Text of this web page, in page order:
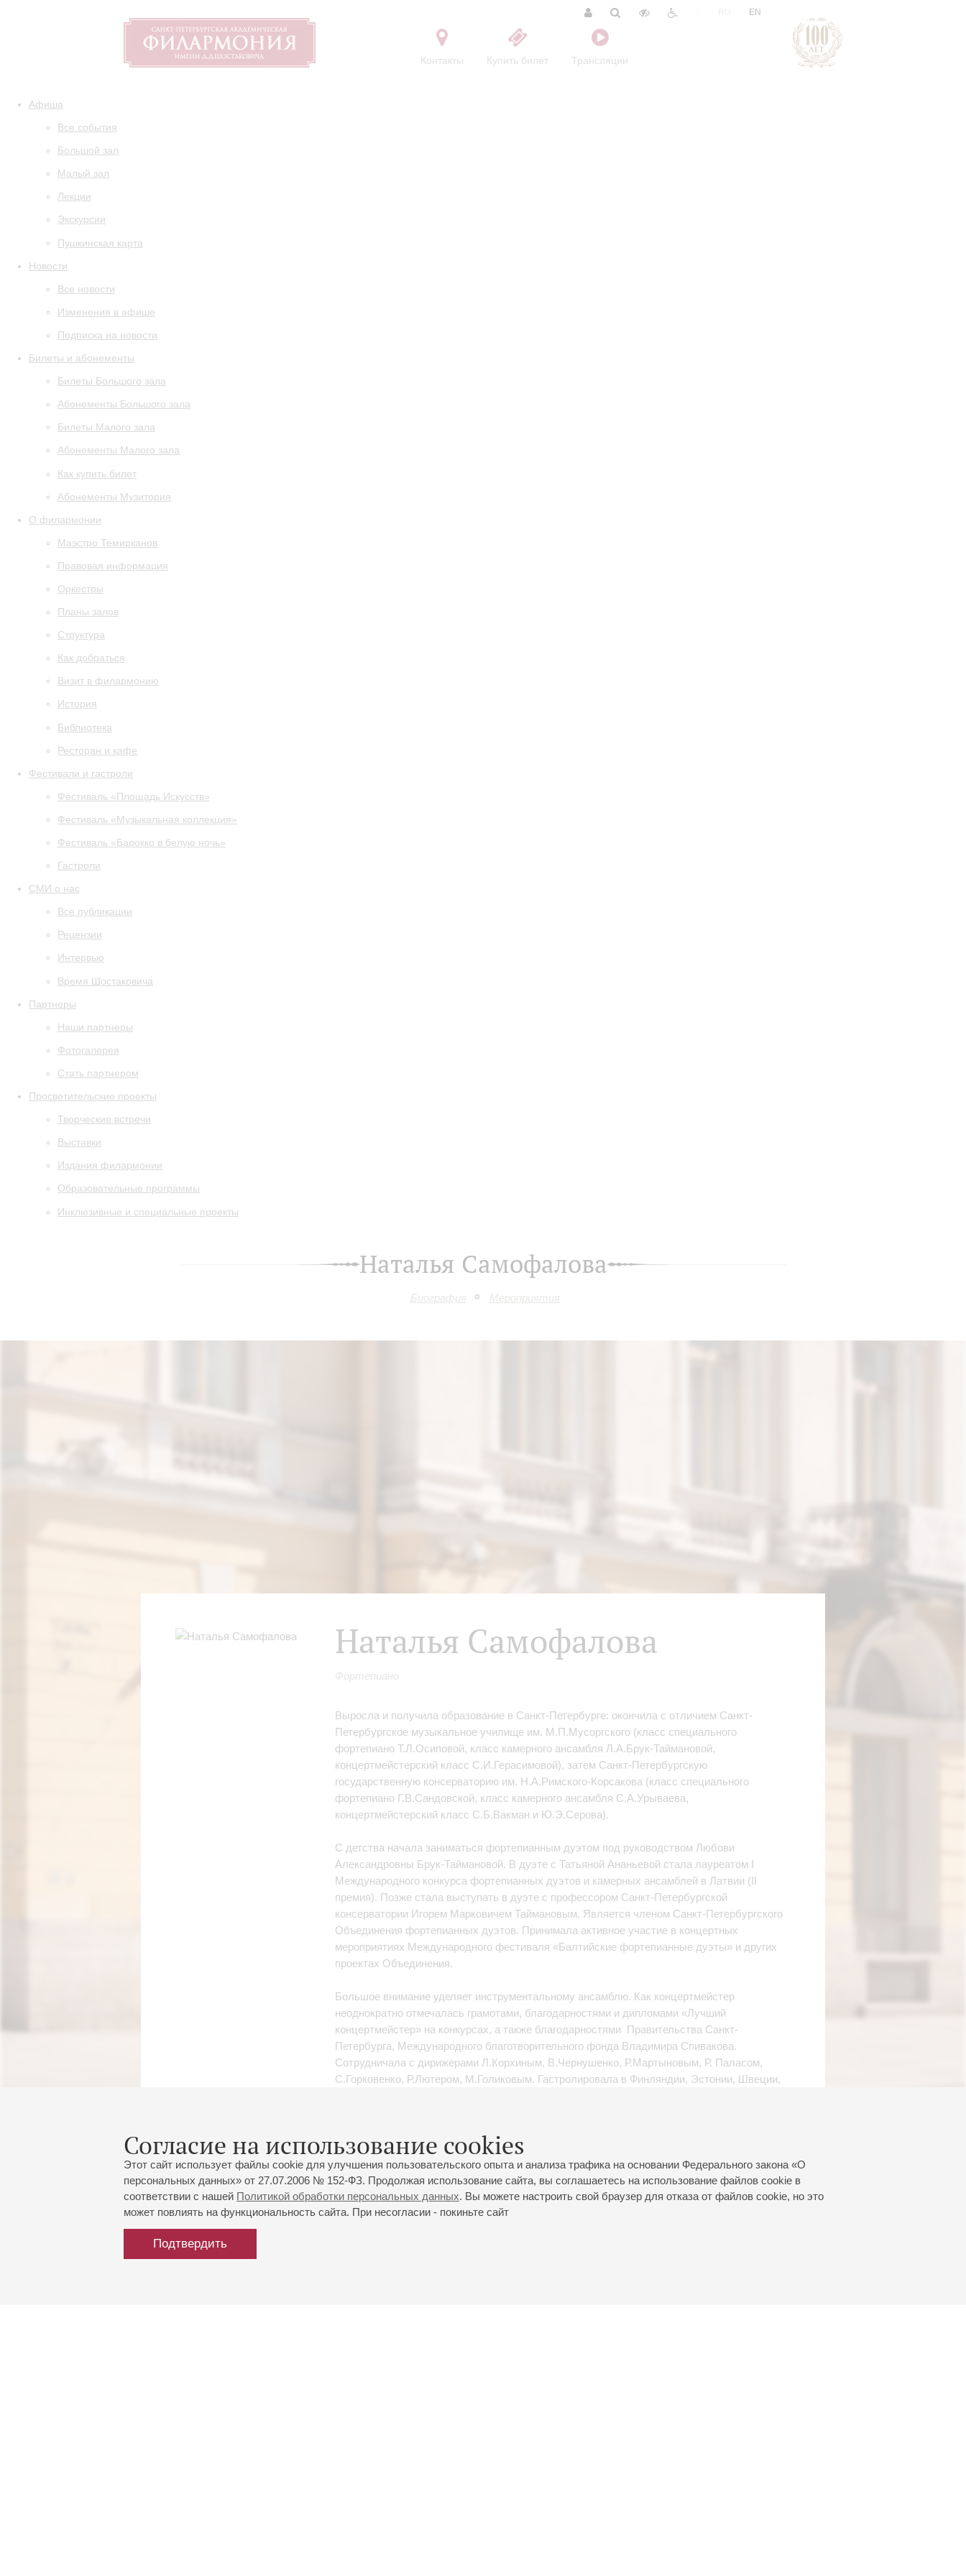
Контакты Купить билет Трансляции
EN
Афиша
Все события
Большой зал
Малый зал
Лекции
Экскурсии
Пушкинская карта
Новости
Все новости
Изменения в афише
Подписка на новости
Билеты и абонементы
Билеты Большого зала
Абонементы Большого зала
Билеты Малого зала
Абонементы Малого зала
Как купить билет
Абонементы Музитория
О филармонии
Маэстро Темирканов
Правовая информация
Оркестры
Планы залов
Структура
Как добраться
Визит в филармонию
История
Библиотека
Ресторан и кафе
Фестивали и гастроли
Фестиваль «Площадь Искусств»
Фестиваль «Музыкальная коллекция»
Фестиваль «Барокко в белую ночь»
Гастроли
СМИ о нас
Все публикации
Рецензии
Интервью
Время Шостаковича
Партнеры
Наши партнеры
Фотогалерея
Стать партнером
Просветительские проекты
Творческие встречи
Выставки
Издания филармонии
Образовательные программы
Инклюзивные и специальные проекты
Наталья Самофалова
Биография Мероприятия
Согласие на использование cookies
Этот сайт использует файлы cookie для улучшения пользовательского опыта и анализа трафика на основании Федерального закона «О
персональных данных» от 27.07.2006 № 152-ФЗ. Продолжая использование сайта, вы соглашаетесь на использование файлов cookie в
соответствии с нашей Политикой обработки персональных данных. Вы можете настроить свой браузер для отказа от файлов cookie, но это
может повлиять на функциональность сайта. При несогласии - покиньте сайт
Подтвердить
Наталья Самофалова
Фортепиано
Выросла и получила образование в Санкт-Петербурге: окончила с отличием Санкт-
Петербургское музыкальное училище им. М.П.Мусоргского (класс специального
фортепиано Т.Л.Осиповой, класс камерного ансамбля Л.А.Брук-Таймановой,
концертмейстерский класс С.И.Герасимовой), затем Санкт-Петербургскую
государственную консерваторию им. Н.А.Римского-Корсакова (класс специального
фортепиано Г.В.Сандовской, класс камерного ансамбля С.А.Урываева,
концертмейстерский класс С.Б.Вакман и Ю.Э.Серова).
С детства начала заниматься фортепианным дуэтом под руководством Любови
Александровны Брук-Таймановой. В дуэте с Татьяной Ананьевой стала лауреатом I
Международного конкурса фортепианных дуэтов и камерных ансамблей в Латвии (II
премия). Позже стала выступать в дуэте с профессором Санкт-Петербургской
консерватории Игорем Марковичем Таймановым. Является членом Санкт-Петербургского
Объединения фортепианных дуэтов. Принимала активное участие в концертных
мероприятиях Международного фестиваля «Балтийские фортепианные дуэты» и других
проектах Объединения.
Большое внимание уделяет инструментальному ансамблю. Как концертмейстер
неоднократно отмечалась грамотами, благодарностями и дипломами «Лучший
концертмейстер» на конкурсах, а также благодарностями Правительства Санкт-
Петербурга, Международного благотворительного фонда Владимира Спивакова.
Сотрудничала с дирижерами Л.Корхиным, В.Чернушенко, Р.Мартыновым, Р. Паласом,
С.Горковенко, Р.Лютером, М.Голиковым. Гастролировала в Финляндии, Эстонии, Швеции,
Петербургской Академической филармонии, камерных залах Мариинского театра,
Культурного центра Елены Образцовой, концертном зале Яани Кирик и на других
концертных площадках города.
В настоящее время совмещает концертмейстерскую и преподавательскую деятельность в